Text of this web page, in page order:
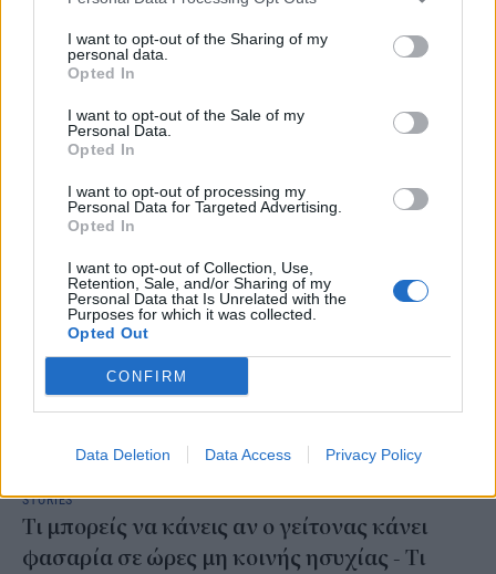
I want to opt-out of the Sharing of my
personal data.
Opted In
I want to opt-out of the Sale of my
Personal Data.
Opted In
I want to opt-out of processing my
Personal Data for Targeted Advertising.
Opted In
I want to opt-out of Collection, Use,
Retention, Sale, and/or Sharing of my
Personal Data that Is Unrelated with the
Purposes for which it was collected.
Opted Out
CONFIRM
Data Deletion Data Access Privacy Policy
Φαρμακείο αυτοκινήτου: Παράταση της
προθεσμίας
Με νέα υπουργική απόφαση παρατείνεται για την 1η Ιανουαρίου
2027 η προθεσμία για το υποχρεωτικό περιεχόμενο που πρέπει να
διαθέτει κάθε φαρμακείο αυτοκινήτου.
NEWSROOM 16 Ιουν 2026
STORIES
Τι μπορείς να κάνεις αν ο γείτονας κάνει
φασαρία σε ώρες μη κοινής ησυχίας - Τι